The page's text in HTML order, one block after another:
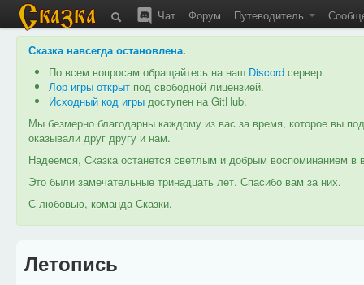
Чат Форум Путеводитель
Сказка навсегда остановлена.
По всем вопросам обращайтесь на наш Discord сервер.
Лор игры открыт под свободной лицензией.
Исходный код игры доступен на GitHub.
Мы безмерно благодарны каждому из вас за время, которое вы
оказывали друг другу и нам.
Надеемся, Сказка останется светлым и добрым воспоминанием
Это были замечательные тринадцать лет. Спасибо вам за них.
С любовью, команда Сказки.
Летопись